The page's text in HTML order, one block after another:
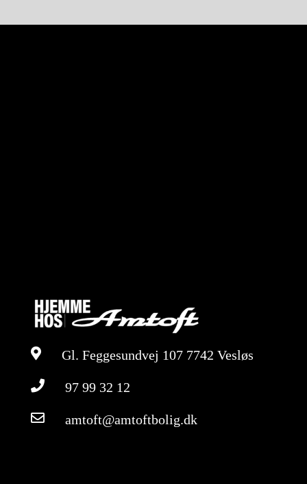
Gl. Feggesundvej 107 7742 Vesløs
97 99 32 12
amtoft@amtoftbolig.dk